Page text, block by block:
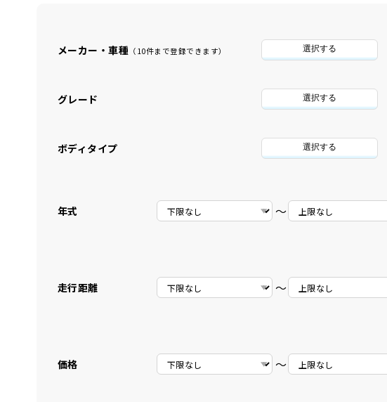
メーカー・車種 （10件まで登録できます） 選択する
グレード 選択する
ボディタイプ 選択する
年式 〜
走行距離 〜
価格 〜